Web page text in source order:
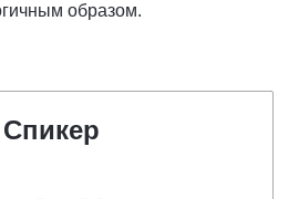
образом.
Спикер